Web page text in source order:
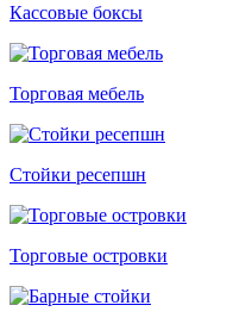
Кассовые боксы
Торговая мебель
Стойки ресепшн
Торговые островки